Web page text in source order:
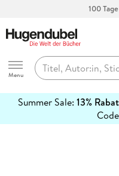
100
Hugendubel
Menu
Summer Sale: 13%
Code
erfahren